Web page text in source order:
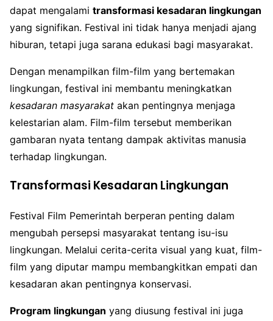
dapat mengalami transformasi kesadaran lingkungan
yang signifikan. Festival ini tidak hanya menjadi ajang
hiburan, tetapi juga sarana edukasi bagi masyarakat.
Dengan menampilkan film-film yang bertemakan
lingkungan, festival ini membantu meningkatkan
kesadaran masyarakat akan pentingnya menjaga
kelestarian alam. Film-film tersebut memberikan
gambaran nyata tentang dampak aktivitas manusia
terhadap lingkungan.
Transformasi Kesadaran Lingkungan
Festival Film Pemerintah berperan penting dalam
mengubah persepsi masyarakat tentang isu-isu
lingkungan. Melalui cerita-cerita visual yang kuat, film-
film yang diputar mampu membangkitkan empati dan
kesadaran akan pentingnya konservasi.
Program lingkungan yang diusung festival ini juga